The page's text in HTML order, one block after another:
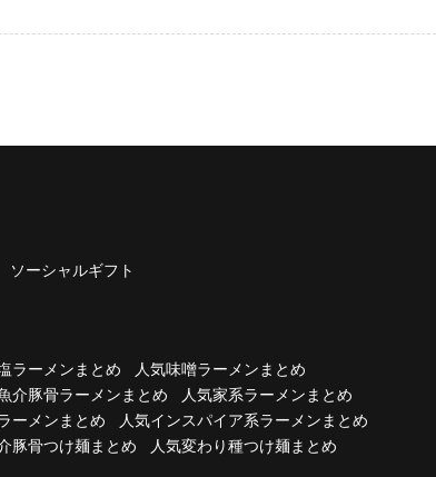
ソーシャルギフト
ラーメンまとめ
人気味噌ラーメンまとめ
介豚骨ラーメンまとめ
人気家系ラーメンまとめ
ーメンまとめ
人気インスパイア系ラーメンまとめ
豚骨つけ麺まとめ 人気変わり種つけ麺まとめ